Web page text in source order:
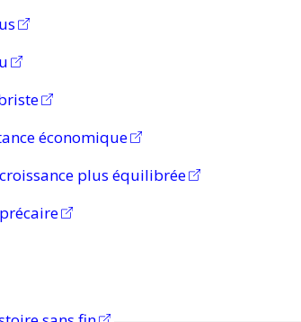
économique
plus équilibrée